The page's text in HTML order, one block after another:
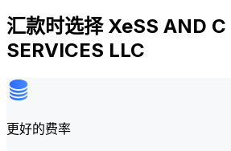
汇款时选择 XeSS AND
SERVICES LLC
更好的费率